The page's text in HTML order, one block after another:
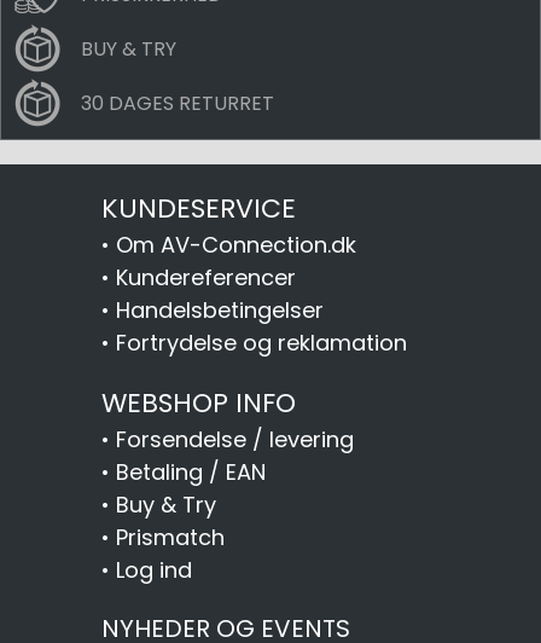
BUY & TRY
30 DAGES RETURRET
KUNDESERVICE
• Om AV-Connection.dk
• Kundereferencer
• Handelsbetingelser
• Fortrydelse og reklamation
WEBSHOP INFO
• Forsendelse / levering
• Betaling / EAN
• Buy & Try
• Prismatch
• Log ind
NYHEDER OG EVENTS